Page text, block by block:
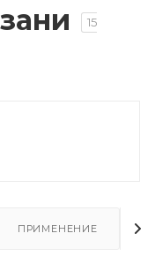
15
ПРИМЕНЕНИЕ